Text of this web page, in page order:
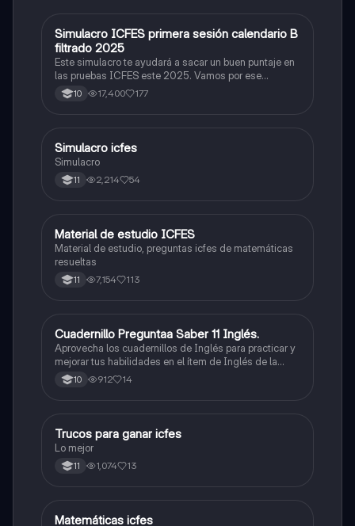
ICFES: Matemáticas
Simulacro ICFES primera sesión calendario B
filtrado 2025
Este simulacro te ayudará a sacar un buen puntaje en
las pruebas ICFES este 2025. Vamos por ese
500/500. Y poder ser admitido en la universidad que
quieras, estudiar la carrera que quieres y no la que te
10 17,400 177
ICFES: Lectura Crítica
Simulacro icfes
Simulacro
11 2,214 54
ICFES: Matemáticas
Material de estudio ICFES
Material de estudio, preguntas icfes de matemáticas
resueltas
11 7,154 113
ICFES: Inglés
Cuadernillo Preguntaa Saber 11 Inglés.
Aprovecha los cuadernillos de Inglés para practicar y
mejorar tus habilidades en el ítem de Inglés de la
Prueba Saber 11. 🫡
10 912 14
Química
Trucos para ganar icfes
Lo mejor
11 1,074 13
ICFES: Matemáticas
Matemáticas icfes